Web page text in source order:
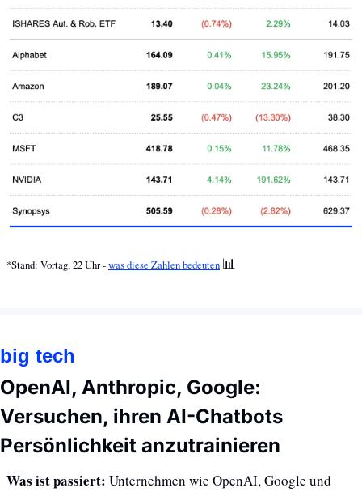
*Stand: Vortag, 22 Uhr - was diese Zahlen bedeuten 📊
big tech
OpenAI, Anthropic, Google:
Versuchen, ihren AI-Chatbots
Persönlichkeit anzutrainieren
Was ist passiert: Unternehmen wie OpenAI, Google und